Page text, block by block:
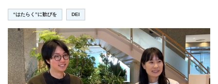
“はたらく”に歓びを DEI